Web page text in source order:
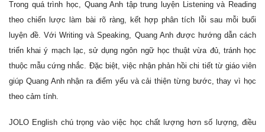
Trong quá trình học, Quang Anh tập trung luyện Listening và Reading
theo chiến lược làm bài rõ ràng, kết hợp phân tích lỗi sau mỗi buổi
luyện đề. Với Writing và Speaking, Quang Anh được hướng dẫn cách
triển khai ý mạch lạc, sử dụng ngôn ngữ học thuật vừa đủ, tránh học
thuộc mẫu cứng nhắc. Đặc biệt, việc nhận phản hồi chi tiết từ giáo viên
giúp Quang Anh nhận ra điểm yếu và cải thiện từng bước, thay vì học
theo cảm tính.
JOLO English chú trọng vào việc học chất lượng hơn số lượng, điều